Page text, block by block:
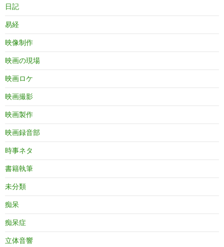
日記
易経
映像制作
映画の現場
映画ロケ
映画撮影
映画製作
映画録音部
時事ネタ
書籍執筆
未分類
痴呆
痴呆症
立体音響